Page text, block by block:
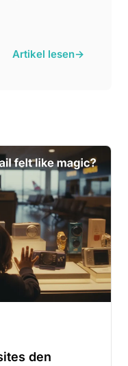
Artikel lesen→
den